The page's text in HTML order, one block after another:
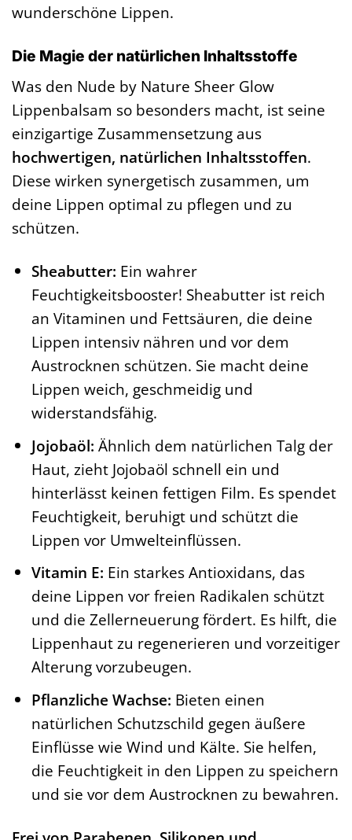
wunderschöne Lippen.
Die Magie der natürlichen Inhaltsstoffe
Was den Nude by Nature Sheer Glow
Lippenbalsam so besonders macht, ist seine
einzigartige Zusammensetzung aus
hochwertigen, natürlichen Inhaltsstoffen.
Diese wirken synergetisch zusammen, um
deine Lippen optimal zu pflegen und zu
schützen.
Sheabutter: Ein wahrer
Feuchtigkeitsbooster! Sheabutter ist reich
an Vitaminen und Fettsäuren, die deine
Lippen intensiv nähren und vor dem
Austrocknen schützen. Sie macht deine
Lippen weich, geschmeidig und
widerstandsfähig.
Jojobaöl: Ähnlich dem natürlichen Talg der
Haut, zieht Jojobaöl schnell ein und
hinterlässt keinen fettigen Film. Es spendet
Feuchtigkeit, beruhigt und schützt die
Lippen vor Umwelteinflüssen.
Vitamin E: Ein starkes Antioxidans, das
deine Lippen vor freien Radikalen schützt
und die Zellerneuerung fördert. Es hilft, die
Lippenhaut zu regenerieren und vorzeitiger
Alterung vorzubeugen.
Pflanzliche Wachse: Bieten einen
natürlichen Schutzschild gegen äußere
Einflüsse wie Wind und Kälte. Sie helfen,
die Feuchtigkeit in den Lippen zu speichern
und sie vor dem Austrocknen zu bewahren.